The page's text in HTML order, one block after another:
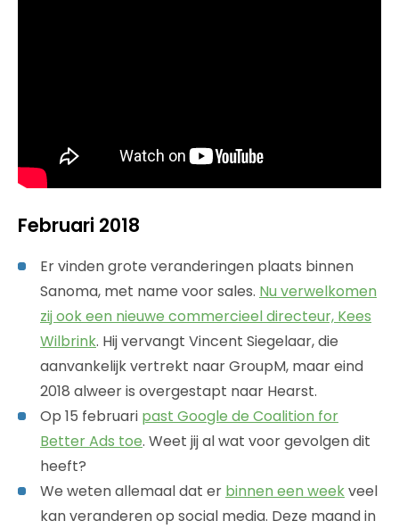
Februari 2018
Er vinden grote veranderingen plaats binnen
Sanoma, met name voor sales. Nu verwelkomen
zij ook een nieuwe commercieel directeur, Kees
Wilbrink. Hij vervangt Vincent Siegelaar, die
aanvankelijk vertrekt naar GroupM, maar eind
2018 alweer is overgestapt naar Hearst.
Op 15 februari past Google de Coalition for
Better Ads toe. Weet jij al wat voor gevolgen dit
heeft?
We weten allemaal dat er binnen een weekveel
kan veranderen op social media. Deze maand in